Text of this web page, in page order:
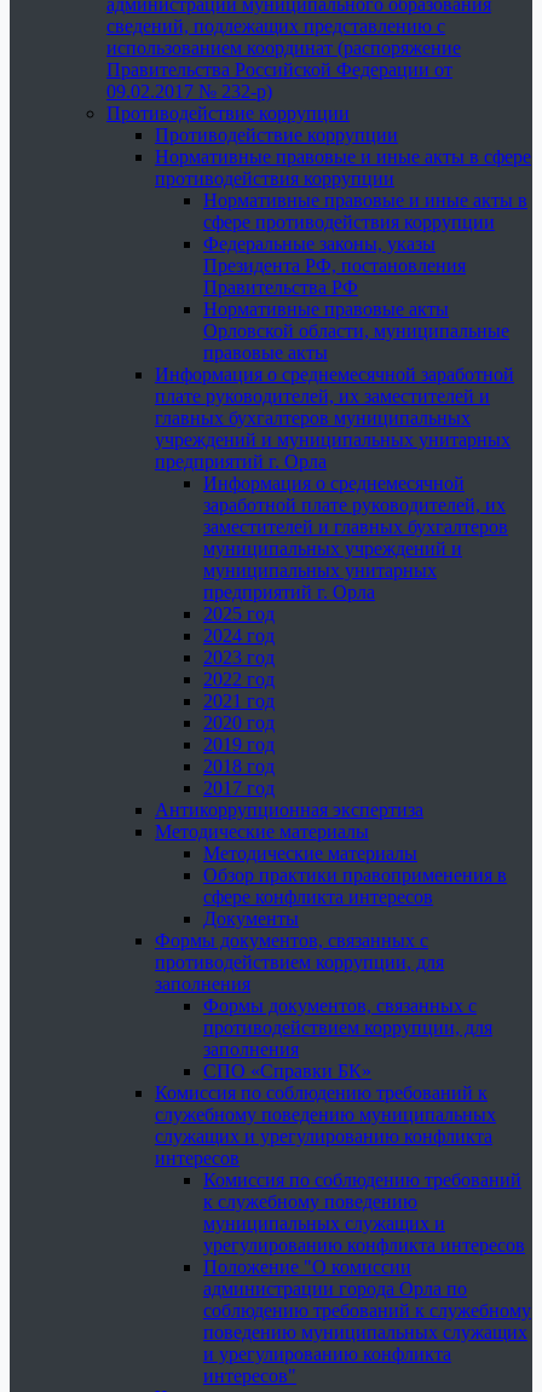
администрации муниципального образования
сведений, подлежащих представлению с
использованием координат (распоряжение
Правительства Российской Федерации от
09.02.2017 № 232-р)
Противодействие коррупции
Противодействие коррупции
Нормативные правовые и иные акты в сфере
противодействия коррупции
Нормативные правовые и иные акты в
сфере противодействия коррупции
Федеральные законы, указы
Президента РФ, постановления
Правительства РФ
Нормативные правовые акты
Орловской области, муниципальные
правовые акты
Информация о среднемесячной заработной
плате руководителей, их заместителей и
главных бухгалтеров муниципальных
учреждений и муниципальных унитарных
предприятий г. Орла
Информация о среднемесячной
заработной плате руководителей, их
заместителей и главных бухгалтеров
муниципальных учреждений и
муниципальных унитарных
предприятий г. Орла
2025 год
2024 год
2023 год
2022 год
2021 год
2020 год
2019 год
2018 год
2017 год
Антикоррупционная экспертиза
Методические материалы
Методические материалы
Обзор практики правоприменения в
сфере конфликта интересов
Документы
Формы документов, связанных с
противодействием коррупции, для
заполнения
Формы документов, связанных с
противодействием коррупции, для
заполнения
СПО «Справки БК»
Комиссия по соблюдению требований к
служебному поведению муниципальных
служащих и урегулированию конфликта
интересов
Комиссия по соблюдению требований
к служебному поведению
муниципальных служащих и
урегулированию конфликта интересов
Положение "О комиссии
администрации города Орла по
соблюдению требований к служебному
поведению муниципальных служащих
и урегулированию конфликта
интересов"